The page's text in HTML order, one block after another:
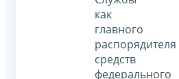
как
главного
распорядителя
средств
федерального